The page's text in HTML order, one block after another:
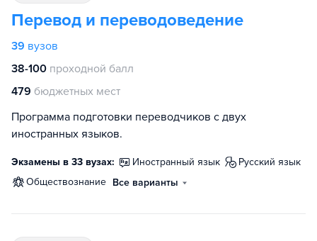
Перевод и переводоведение
39 вузов
38-100 проходной балл
479 бюджетных мест
Программа подготовки переводчиков с двух
иностранных языков.
Экзамены в 33 вузах: иностранный язык
русский язык
обществознание Все варианты